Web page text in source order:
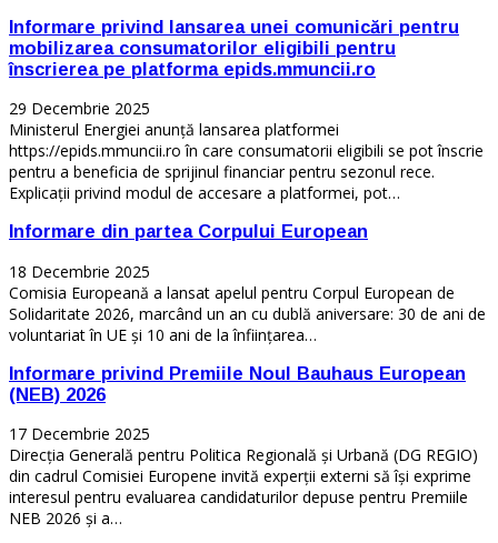
Informare privind lansarea unei comunicări pentru
mobilizarea consumatorilor eligibili pentru
înscrierea pe platforma epids.mmuncii.ro
29 Decembrie 2025
Ministerul Energiei anunță lansarea platformei
https://epids.mmuncii.ro în care consumatorii eligibili se pot înscrie
pentru a beneficia de sprijinul financiar pentru sezonul rece.
Explicații privind modul de accesare a platformei, pot…
Informare din partea Corpului European
18 Decembrie 2025
Comisia Europeană a lansat apelul pentru Corpul European de
Solidaritate 2026, marcând un an cu dublă aniversare: 30 de ani de
voluntariat în UE și 10 ani de la înființarea…
Informare privind Premiile Noul Bauhaus European
(NEB) 2026
17 Decembrie 2025
Direcția Generală pentru Politica Regională și Urbană (DG REGIO)
din cadrul Comisiei Europene invită experții externi să își exprime
interesul pentru evaluarea candidaturilor depuse pentru Premiile
NEB 2026 și a…